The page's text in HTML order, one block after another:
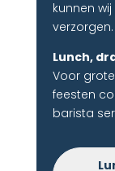
kunnen
verzorgen.
Lunch,
Voor
feesten
barista